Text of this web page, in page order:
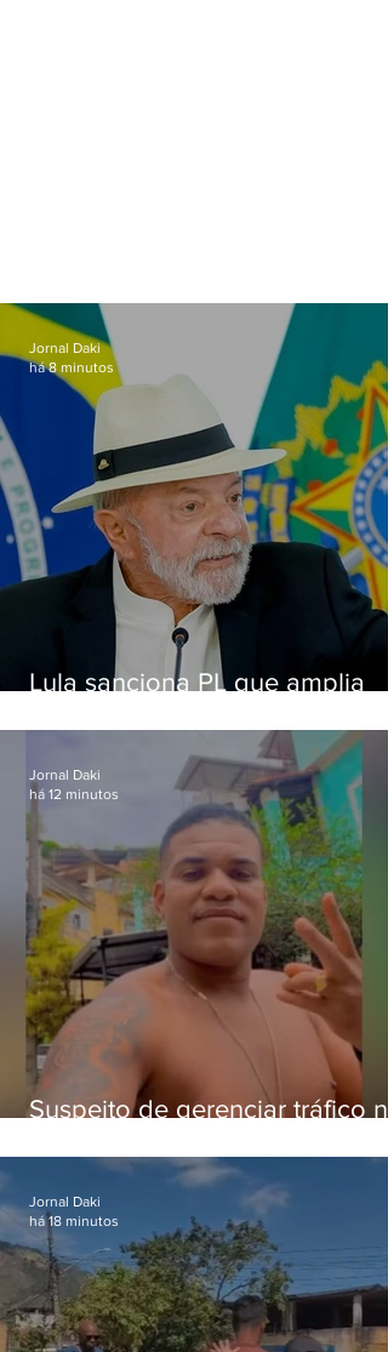
Lula sanciona PL que amplia
crianças
Jornal Daki
há 8 minutos
Suspeito de gerenciar tráfico na
foragido
Jornal Daki
há 12 minutos
Jornal Daki
há 18 minutos